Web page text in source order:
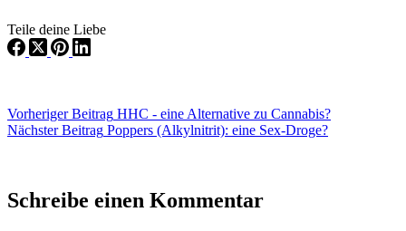
Teile deine Liebe
VorherigerBeitrag HHC - eine Alternative zu Cannabis?
NächsterBeitrag Poppers (Alkylnitrit): eine Sex-Droge?
Schreibe einen Kommentar